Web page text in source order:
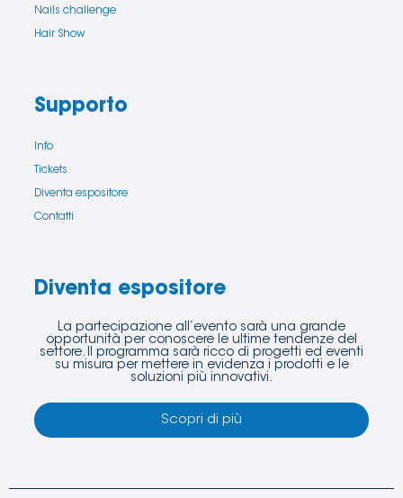
Nails challenge
Hair Show
Supporto
Info
Tickets
Diventa espositore
Contatti
Diventa espositore
La partecipazione all’evento sarà una grande
opportunità per conoscere le ultime tendenze del
settore. Il programma sarà ricco di progetti ed eventi
su misura per mettere in evidenza i prodotti e le
soluzioni più innovativi.
Scopri di più